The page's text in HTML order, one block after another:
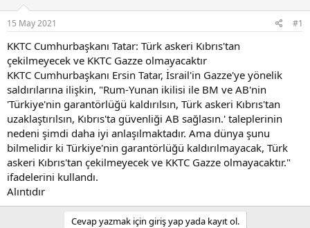
b
a
ş
a
t
a
n
ç
t
a
r
i
h
i
15 May 2021 #1
KKTC Cumhurbaşkanı Tatar: Türk askeri Kıbrıs'tan
çekilmeyecek ve KKTC Gazze olmayacaktır
KKTC Cumhurbaşkanı Ersin Tatar, İsrail'in Gazze'ye yönelik
saldırılarına ilişkin, "Rum-Yunan ikilisi ile BM ve AB'nin
'Türkiye'nin garantörlüğü kaldırılsın, Türk askeri Kıbrıs'tan
uzaklaştırılsın, Kıbrıs'ta güvenliği AB sağlasın.' taleplerinin
nedeni şimdi daha iyi anlaşılmaktadır. Ama dünya şunu
bilmelidir ki Türkiye'nin garantörlüğü kaldırılmayacak, Türk
askeri Kıbrıs'tan çekilmeyecek ve KKTC Gazze olmayacaktır."
ifadelerini kullandı.
Alıntıdır
Cevap yazmak için giriş yap yada kayıt ol.